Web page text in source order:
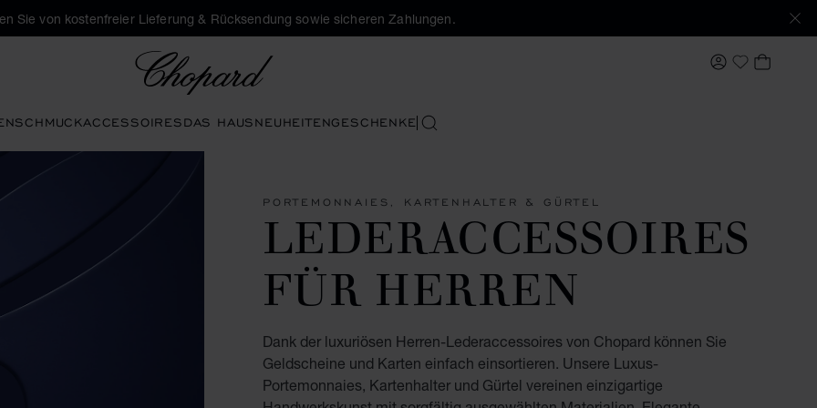
Sie von kostenfreier Lieferung & Rücksendung sowie sicheren Zahlungen.
MEIN KONTO
My Wishlist
MEIN
SCHMUCKACCESSOIRESDAS HAUSNEUHEITENGESCHENKESUCHEN
PORTEMONNAIES, KARTENHALTER & GÜRTEL
LEDERACCESSOIRES
FÜR HERREN
Dank der luxuriösen Herren-Lederaccessoires von Chopard können Sie
Geldscheine und Karten einfach einsortieren. Unsere Luxus-
Portemonnaies, Kartenhalter und Gürtel vereinen einzigartige